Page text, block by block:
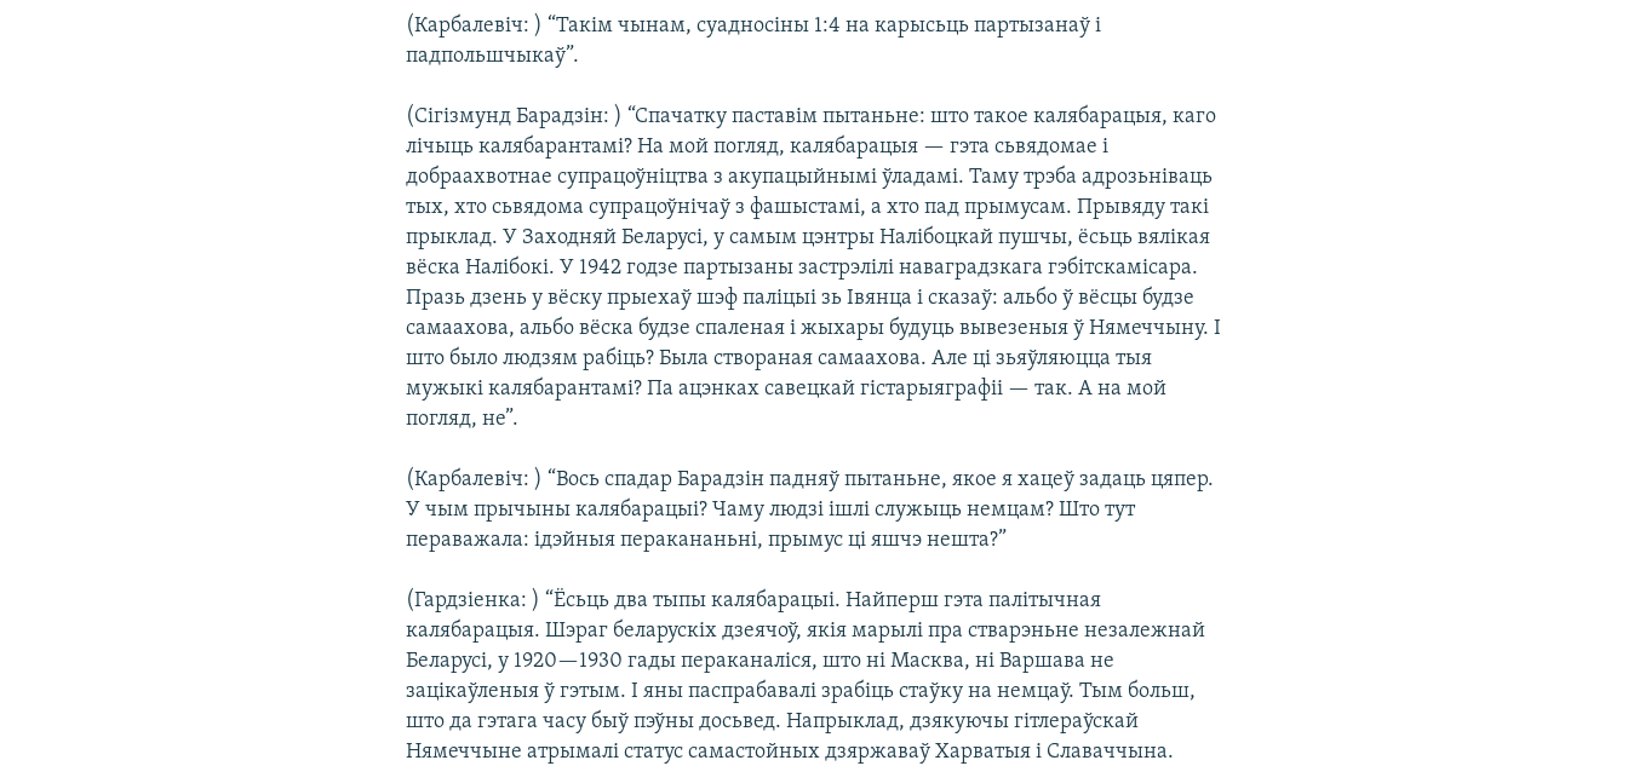
(Карбалевіч: ) “Такім чынам, суадносіны 1:4 на карысьць партызанаў і
падпольшчыкаў”.
(Сігізмунд Барадзін: ) “Спачатку паставім пытаньне: што такое калябарацыя, каго
лічыць калябарантамі? На мой погляд, калябарацыя — гэта сьвядомае і
добраахвотнае супрацоўніцтва з акупацыйнымі ўладамі. Таму трэба адрозьніваць
тых, хто сьвядома супрацоўнічаў з фашыстамі, а хто пад прымусам. Прывяду такі
прыклад. У Заходняй Беларусі, у самым цэнтры Налібоцкай пушчы, ёсьць вялікая
вёска Налібокі. У 1942 годзе партызаны застрэлілі наваградзкага гэбітскамісара.
Празь дзень у вёску прыехаў шэф паліцыі зь Івянца і сказаў: альбо ў вёсцы будзе
самаахова, альбо вёска будзе спаленая і жыхары будуць вывезеныя ў Нямеччыну. І
што было людзям рабіць? Была створаная самаахова. Але ці зьяўляюцца тыя
мужыкі калябарантамі? Па ацэнках савецкай гістарыяграфіі — так. А на мой
погляд, не”.
(Карбалевіч: ) “Вось спадар Барадзін падняў пытаньне, якое я хацеў задаць цяпер.
У чым прычыны калябарацыі? Чаму людзі ішлі служыць немцам? Што тут
пераважала: ідэйныя перакананьні, прымус ці яшчэ нешта?”
(Гардзіенка: ) “Ёсьць два тыпы калябарацыі. Найперш гэта палітычная
калябарацыя. Шэраг беларускіх дзеячоў, якія марылі пра стварэньне незалежнай
Беларусі, у 1920—1930 гады пераканаліся, што ні Масква, ні Варшава не
зацікаўленыя ў гэтым. І яны паспрабавалі зрабіць стаўку на немцаў. Тым больш,
што да гэтага часу быў пэўны досьвед. Напрыклад, дзякуючы гітлераўскай
Нямеччыне атрымалі статус самастойных дзяржаваў Харватыя і Славаччына.